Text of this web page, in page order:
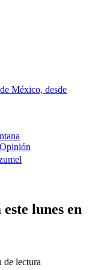
México, desde
Opinión
lunes en
de lectura